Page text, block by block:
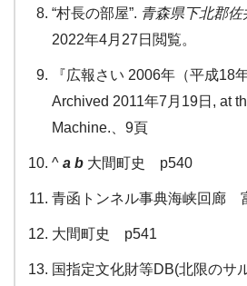
“村長の部屋”. 青森県下北郡佐
2022年4月27日閲覧。
『広報さい 2006年（平成18
Archived 2011年7月19日, at
Machine.、9頁
^ a b 大間町史 p540
青函トンネル事典海峡回廊
大間町史 p541
国指定文化財等DB(北限のサ